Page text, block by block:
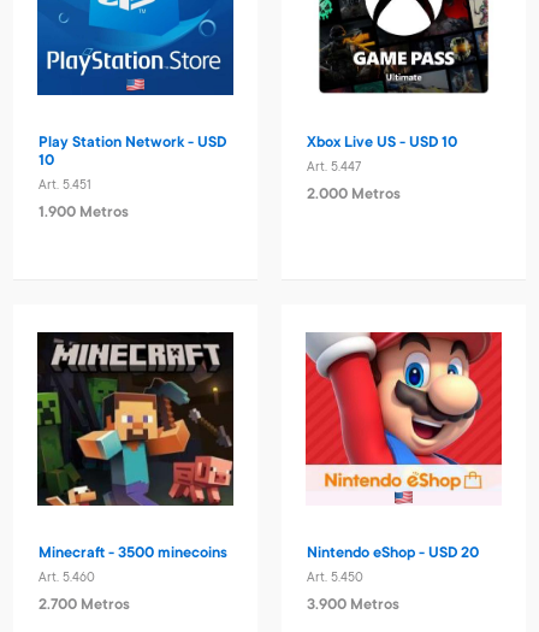
Play Station Network - USD
10
Art. 5.451
1.900 Metros
Xbox Live US - USD 10
Art. 5.447
2.000 Metros
Minecraft - 3500 minecoins
Art. 5.460
2.700 Metros
Nintendo eShop - USD 20
Art. 5.450
3.900 Metros